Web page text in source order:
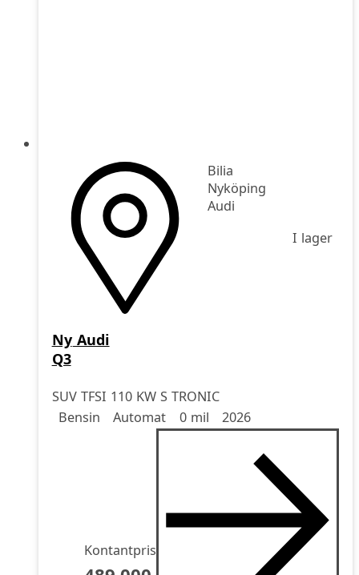
Bilia
Nyköping
Audi
I lager
Ny Audi
Q3
SUV TFSI 110 KW S TRONIC
Drivmedel
Bensin
Drivmedel Automat
Miltal 0 mil
årsmodell 2026
Kontantpris